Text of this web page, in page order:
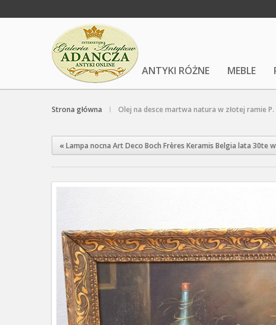
ANTYKI RÓŻNE MEBLE
Strona główna Olej na desce martwa natura w złotej ramie P.
«Lampa nocna Art Deco Boch Frères Keramis Belgia lata 30te